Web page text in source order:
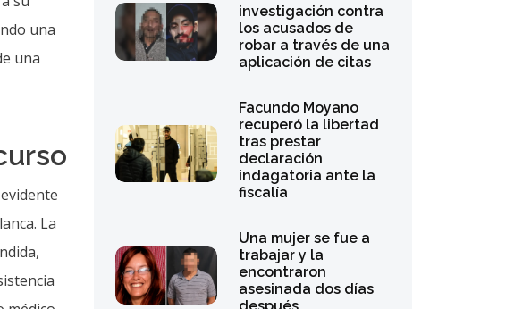
una
una
La
investigación contra
los acusados de
robar a través de una
aplicación de citas
Facundo Moyano
recuperó la libertad
tras prestar
declaración
indagatoria ante la
fiscalía
Una mujer se fue a
trabajar y la
encontraron
asesinada dos días